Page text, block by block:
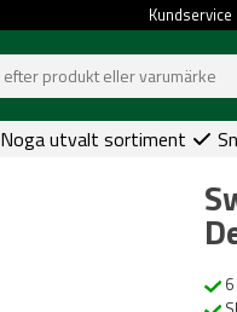
Kundservice
Noga utvalt sortiment
6